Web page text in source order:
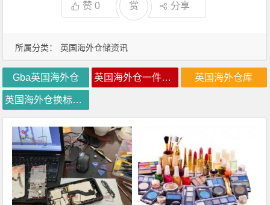
所属分类： 英国海外仓储资讯
赞0 赏 分享
Gba英国海外仓 英国海外仓一件代发 英国海外仓库
英国海外仓换标价格